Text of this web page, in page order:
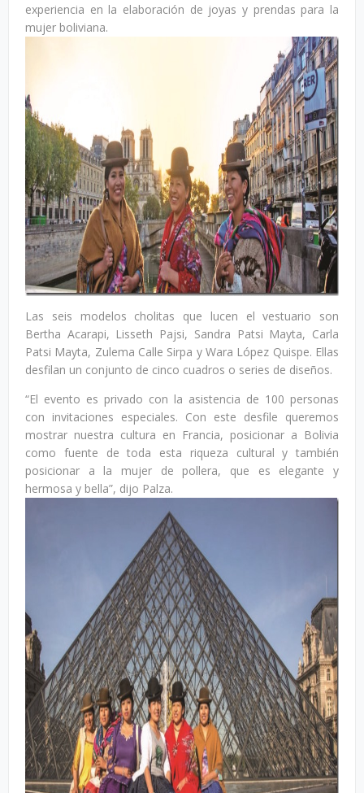
experiencia en la elaboración de joyas y prendas para la
mujer boliviana.
Las seis modelos cholitas que lucen el vestuario son
Bertha Acarapi, Lisseth Pajsi, Sandra Patsi Mayta, Carla
Patsi Mayta, Zulema Calle Sirpa y Wara López Quispe. Ellas
desfilan un conjunto de cinco cuadros o series de diseños.
“El evento es privado con la asistencia de 100 personas
con invitaciones especiales. Con este desfile queremos
mostrar nuestra cultura en Francia, posicionar a Bolivia
como fuente de toda esta riqueza cultural y también
posicionar a la mujer de pollera, que es elegante y
hermosa y bella”, dijo Palza.